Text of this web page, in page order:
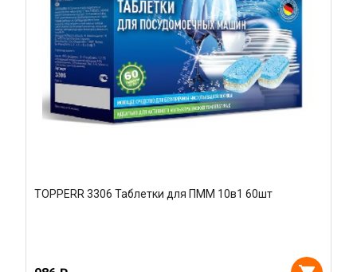
TOPPERR 3306 Таблетки для ПММ 10в1 60шт